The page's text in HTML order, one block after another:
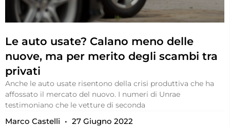
Le auto usate? Calano meno delle
nuove, ma per merito degli scambi tra
privati
Anche le auto usate risentono della crisi produttiva che ha
affossato il mercato del nuovo. I numeri di Unrae
testimoniano che le vetture di seconda
Marco Castelli 27 Giugno 2022